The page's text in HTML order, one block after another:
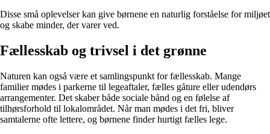
Disse små oplevelser kan give børnene en naturlig forståelse for miljøet
og skabe minder, der varer ved.
Fællesskab og trivsel i det grønne
Naturen kan også være et samlingspunkt for fællesskab. Mange
familier mødes i parkerne til legeaftaler, fælles gåture eller udendørs
arrangementer. Det skaber både sociale bånd og en følelse af
tilhørsforhold til lokalområdet. Når man mødes i det fri, bliver
samtalerne ofte lettere, og børnene finder hurtigt fælles lege.